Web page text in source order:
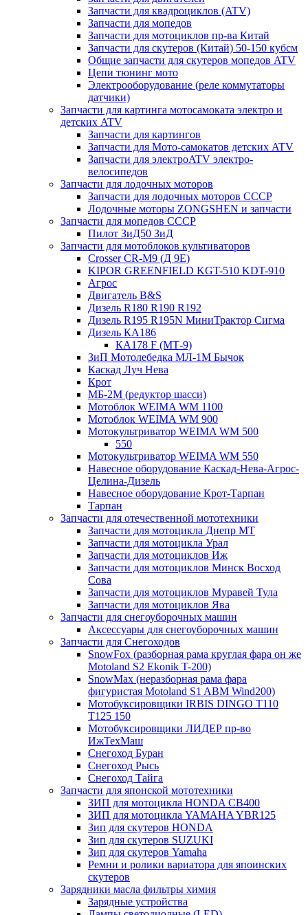
Запчасти для квадроциклов (ATV)
Запчасти для мопедов
Запчасти для мотоциклов пр-ва Китай
Запчасти для скутеров (Китай) 50-150 кубсм
Общие запчасти для скутеров мопедов ATV
Цепи тюнинг мото
Электрооборудование (реле коммутаторы
датчики)
Запчасти для картинга мотосамоката электро и
детских ATV
Запчасти для картингов
Запчасти для Мото-самокатов детских ATV
Запчасти для электроATV электро-
велосипедов
Запчасти для лодочных моторов
Запчасти для лодочных моторов СССР
Лодочные моторы ZONGSHEN и запчасти
Запчасти для мопедов СССР
Пилот ЗиД50 ЗиД
Запчасти для мотоблоков культиваторов
Crosser CR-M9 (Д 9Е)
KIPOR GREENFIELD KGT-510 KDT-910
Агрос
Двигатель B&S
Дизель R180 R190 R192
Дизель R195 R195N МиниТрактор Сигма
Дизель КА186
КА178 F (МТ-9)
ЗиП Мотолебедка МЛ-1М Бычок
Каскад Луч Нева
Крот
МБ-2М (редуктор шасси)
Мотоблок WEIMA WM 1100
Мотоблок WEIMA WM 900
Мотокультриватор WEIMA WM 500
550
Мотокультриватор WEIMA WM 550
Навесное оборудование Каскад-Нева-Агрос-
Целина-Дизель
Навесное оборудование Крот-Тарпан
Тарпан
Запчасти для отечественной мототехники
Запчасти для мотоцикла Днепр МТ
Запчасти для мотоцикла Урал
Запчасти для мотоциклов Иж
Запчасти для мотоциклов Минск Восход
Сова
Запчасти для мотоциклов Муравей Тула
Запчасти для мотоциклов Ява
Запчасти для снегоуборочных машин
Аксессуары для снегоуборочных машин
Запчасти для Снегоходов
SnowFox (разборная рама круглая фара он же
Motoland S2 Ekonik T-200)
SnowMax (неразборная рама фара
фигуристая Motoland S1 ABM Wind200)
Мотобуксировщики IRBIS DINGO Т110
Т125 150
Мотобуксировщики ЛИДЕР пр-во
ИжТехМаш
Снегоход Буран
Снегоход Рысь
Снегоход Тайга
Запчасти для японской мототехники
ЗИП для мотоцикла HONDA CB400
ЗИП для мотоцикла YAMAHA YBR125
Зип для скутеров HONDA
Зип для скутеров SUZUKI
Зип для скутеров Yamaha
Ремни и ролики вариатора для япоинских
скутеров
Зарядники масла фильтры химия
Зарядные устройства